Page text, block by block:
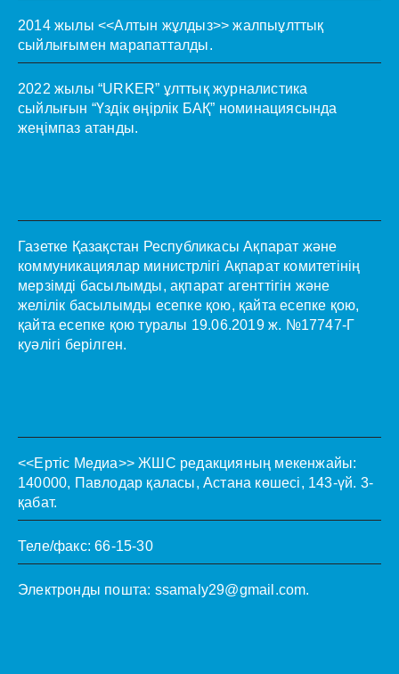
2014 жылы <<Алтын жұлдыз>> жалпыұлттық
сыйлығымен марапатталды.
2022 жылы “URKER” ұлттық журналистика
сыйлығын “Үздік өңірлік БАҚ” номинациясында
жеңімпаз атанды.
Газетке Қазақстан Республикасы Ақпарат және
коммуникациялар министрлігі Ақпарат комитетінің
мерзімді басылымды, ақпарат агенттігін және
желілік басылымды есепке қою, қайта есепке қою,
қайта есепке қою туралы 19.06.2019 ж. №17747-Г
куәлігі берілген.
<<Ертіс Медиа>> ЖШС редакцияның мекенжайы:
140000, Павлодар қаласы, Астана көшесі, 143-үй. 3-
қабат.
Теле/факс: 66-15-30
Электронды пошта: ssamaly29@gmail.com.